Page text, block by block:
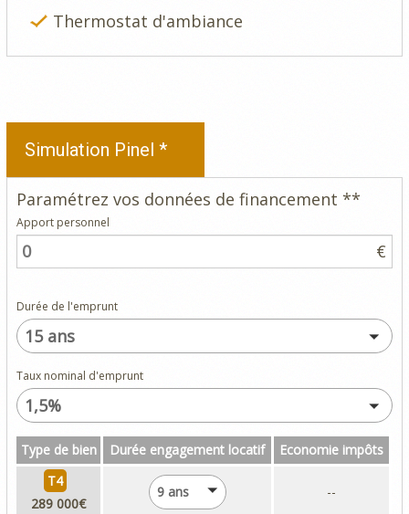
Thermostat d'ambiance
Simulation Pinel *
Paramétrez vos données de financement **
Apport personnel
€
Durée de l'emprunt
15 ans
Taux nominal d'emprunt
1,5%
Type de bien Durée engagement locatif
Economie impôts
T4
289 000€
9 ans --